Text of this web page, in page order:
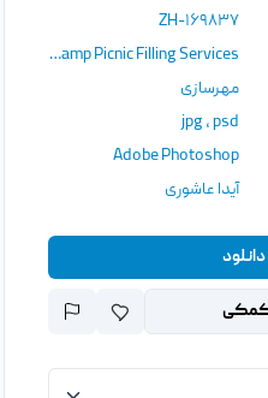
ZH-۱۶۹۸۳۷
Stamp Picnic Filling Services
مهرسازی
jpg ،psd
Adobe Photoshop
آیدا عاشوری
دانلود
کمکی